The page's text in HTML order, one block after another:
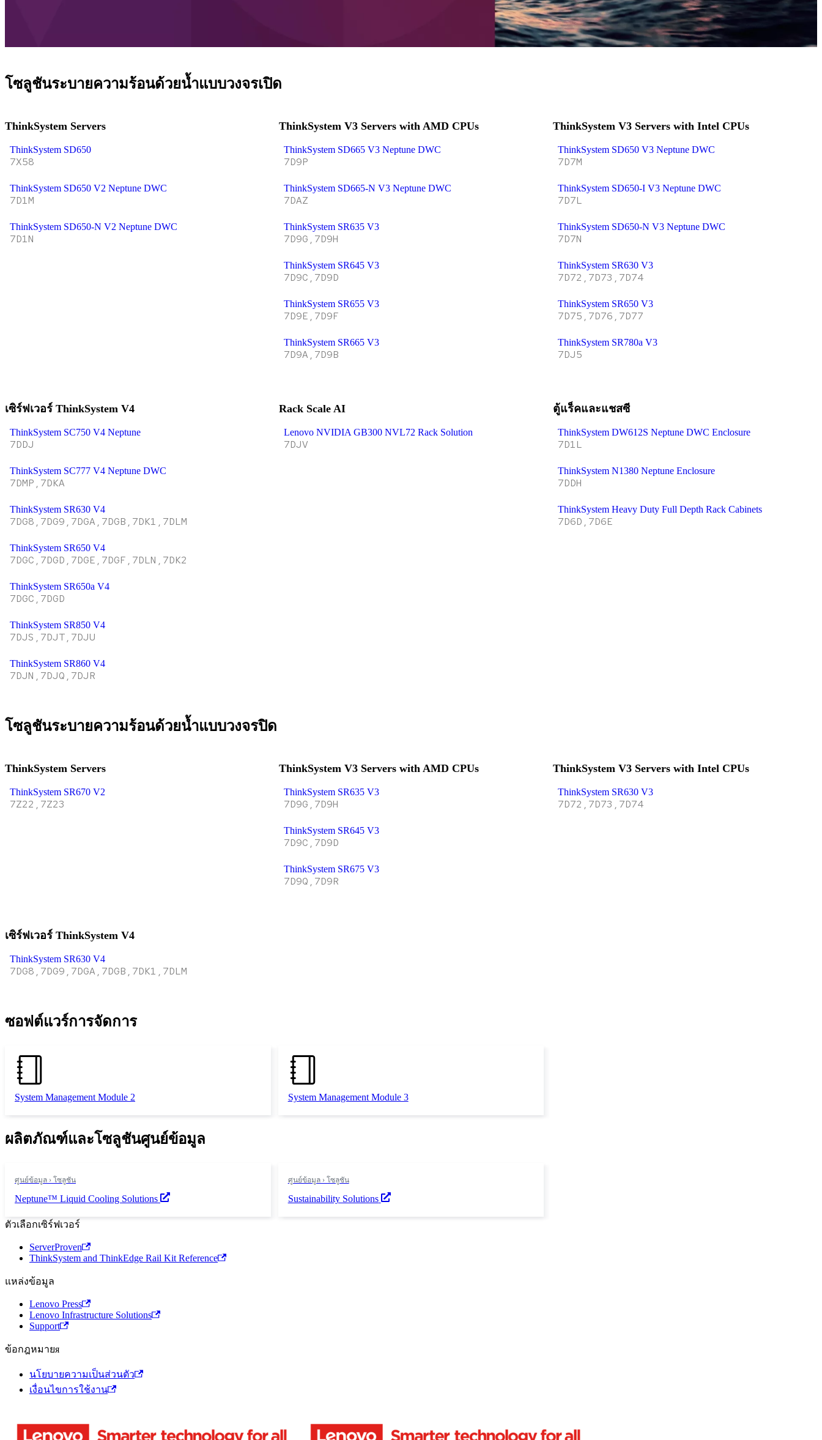
โซลูชันระบายความร้อนด้วยน้ำแบบวงจรเปิด
ThinkSystem Servers
ThinkSystem SD650
7X58
ThinkSystem SD650 V2 Neptune DWC
7D1M
ThinkSystem SD650-N V2 Neptune DWC
7D1N
ThinkSystem V3 Servers with AMD CPUs
ThinkSystem SD665 V3 Neptune DWC
7D9P
ThinkSystem SD665-N V3 Neptune DWC
7DAZ
ThinkSystem SR635 V3
7D9G,7D9H
ThinkSystem SR645 V3
7D9C,7D9D
ThinkSystem SR655 V3
7D9E,7D9F
ThinkSystem SR665 V3
7D9A,7D9B
ThinkSystem V3 Servers with Intel CPUs
ThinkSystem SD650 V3 Neptune DWC
7D7M
ThinkSystem SD650-I V3 Neptune DWC
7D7L
ThinkSystem SD650-N V3 Neptune DWC
7D7N
ThinkSystem SR630 V3
7D72,7D73,7D74
ThinkSystem SR650 V3
7D75,7D76,7D77
ThinkSystem SR780a V3
7DJ5
เซิร์ฟเวอร์ ThinkSystem V4
ThinkSystem SC750 V4 Neptune
7DDJ
ThinkSystem SC777 V4 Neptune DWC
7DMP,7DKA
ThinkSystem SR630 V4
7DG8,7DG9,7DGA,7DGB,7DK1,7DLM
ThinkSystem SR650 V4
7DGC,7DGD,7DGE,7DGF,7DLN,7DK2
ThinkSystem SR650a V4
7DGC,7DGD
ThinkSystem SR850 V4
7DJS,7DJT,7DJU
ThinkSystem SR860 V4
7DJN,7DJQ,7DJR
Rack Scale AI
Lenovo NVIDIA GB300 NVL72 Rack Solution
7DJV
ตู้แร็คและแชสซี
ThinkSystem DW612S Neptune DWC Enclosure
7D1L
ThinkSystem N1380 Neptune Enclosure
7DDH
ThinkSystem Heavy Duty Full Depth Rack Cabinets
7D6D,7D6E
โซลูชันระบายความร้อนด้วยน้ำแบบวงจรปิด
ThinkSystem Servers
ThinkSystem SR670 V2
7Z22,7Z23
ThinkSystem V3 Servers with AMD CPUs
ThinkSystem SR635 V3
7D9G,7D9H
ThinkSystem SR645 V3
7D9C,7D9D
ThinkSystem SR675 V3
7D9Q,7D9R
ThinkSystem V3 Servers with Intel CPUs
ThinkSystem SR630 V3
7D72,7D73,7D74
เซิร์ฟเวอร์ ThinkSystem V4
ThinkSystem SR630 V4
7DG8,7DG9,7DGA,7DGB,7DK1,7DLM
ซอฟต์แวร์การจัดการ
System Management Module 2 System Management Module 3
ผลิตภัณฑ์และโซลูชันศูนย์ข้อมูล
ศูนย์ข้อมูล › โซลูชัน
Neptune™ Liquid Cooling Solutions
ศูนย์ข้อมูล › โซลูชัน
Sustainability Solutions
ตัวเลือกเซิร์ฟเวอร์
ServerProven
ThinkSystem and ThinkEdge Rail Kit Reference
แหล่งข้อมูล
Lenovo Press
Lenovo Infrastructure Solutions
Support
ข้อกฎหมายя
นโยบายความเป็นส่วนตัว
เงื่อนไขการใช้งาน